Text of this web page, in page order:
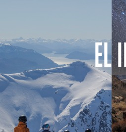
-1ºc | Bariloche, Rio Negro
Portada Sociedad
Sociedad